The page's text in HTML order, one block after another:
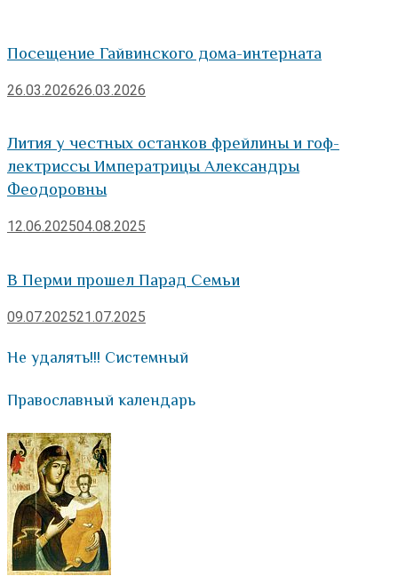
Посещение Гайвинского дома-интерната
26.03.202626.03.2026
Лития у честных останков фрейлины и гоф-
лектриссы Императрицы Александры
Феодоровны
12.06.202504.08.2025
В Перми прошел Парад Семьи
09.07.202521.07.2025
Не удалять!!! Системный
Православный календарь